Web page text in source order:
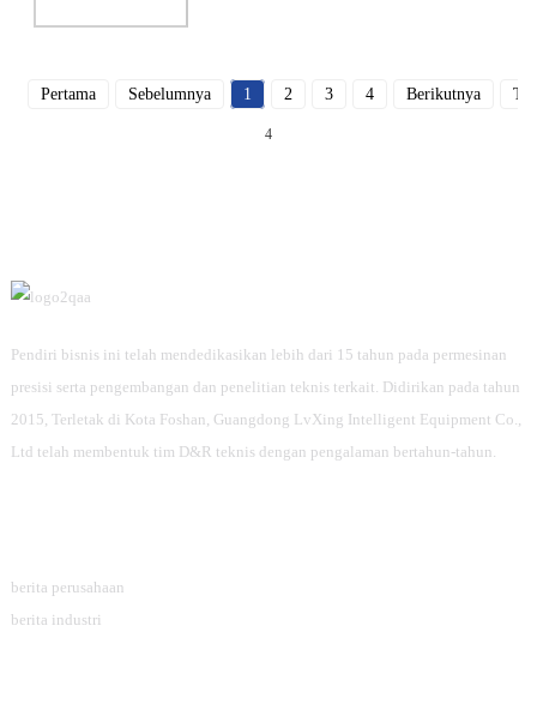
Pertama Sebelumnya 1 2 3 4 Berikutnya
4
Pendiri bisnis ini telah mendedikasikan lebih dari 15 tahun pada permesinan
presisi serta pengembangan dan penelitian teknis terkait. Didirikan pada tahun
2015, Terletak di Kota Foshan, Guangdong LvXing Intelligent Equipment Co.,
Ltd telah membentuk tim D&R teknis dengan pengalaman bertahun-tahun.
berita perusahaan
berita industri